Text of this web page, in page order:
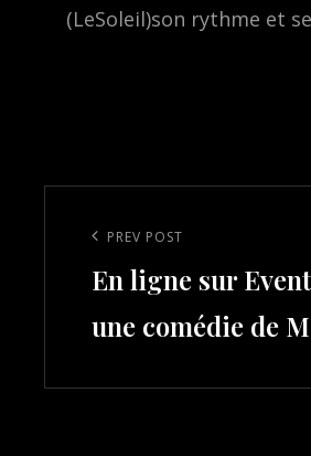
(LeSoleil)son rythme et
navigation
Previous
Post
PREV POST
En ligne sur
une comédie de